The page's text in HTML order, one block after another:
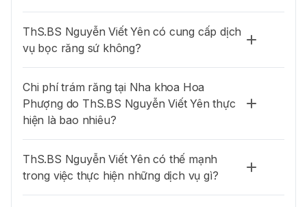
ThS.BS Nguyễn Viết Yên có cung cấp dịch
vụ bọc răng sứ không?
Chi phí trám răng tại Nha khoa Hoa
Phượng do ThS.BS Nguyễn Viết Yên thực
hiện là bao nhiêu?
ThS.BS Nguyễn Viết Yên có thế mạnh
trong việc thực hiện những dịch vụ gì?